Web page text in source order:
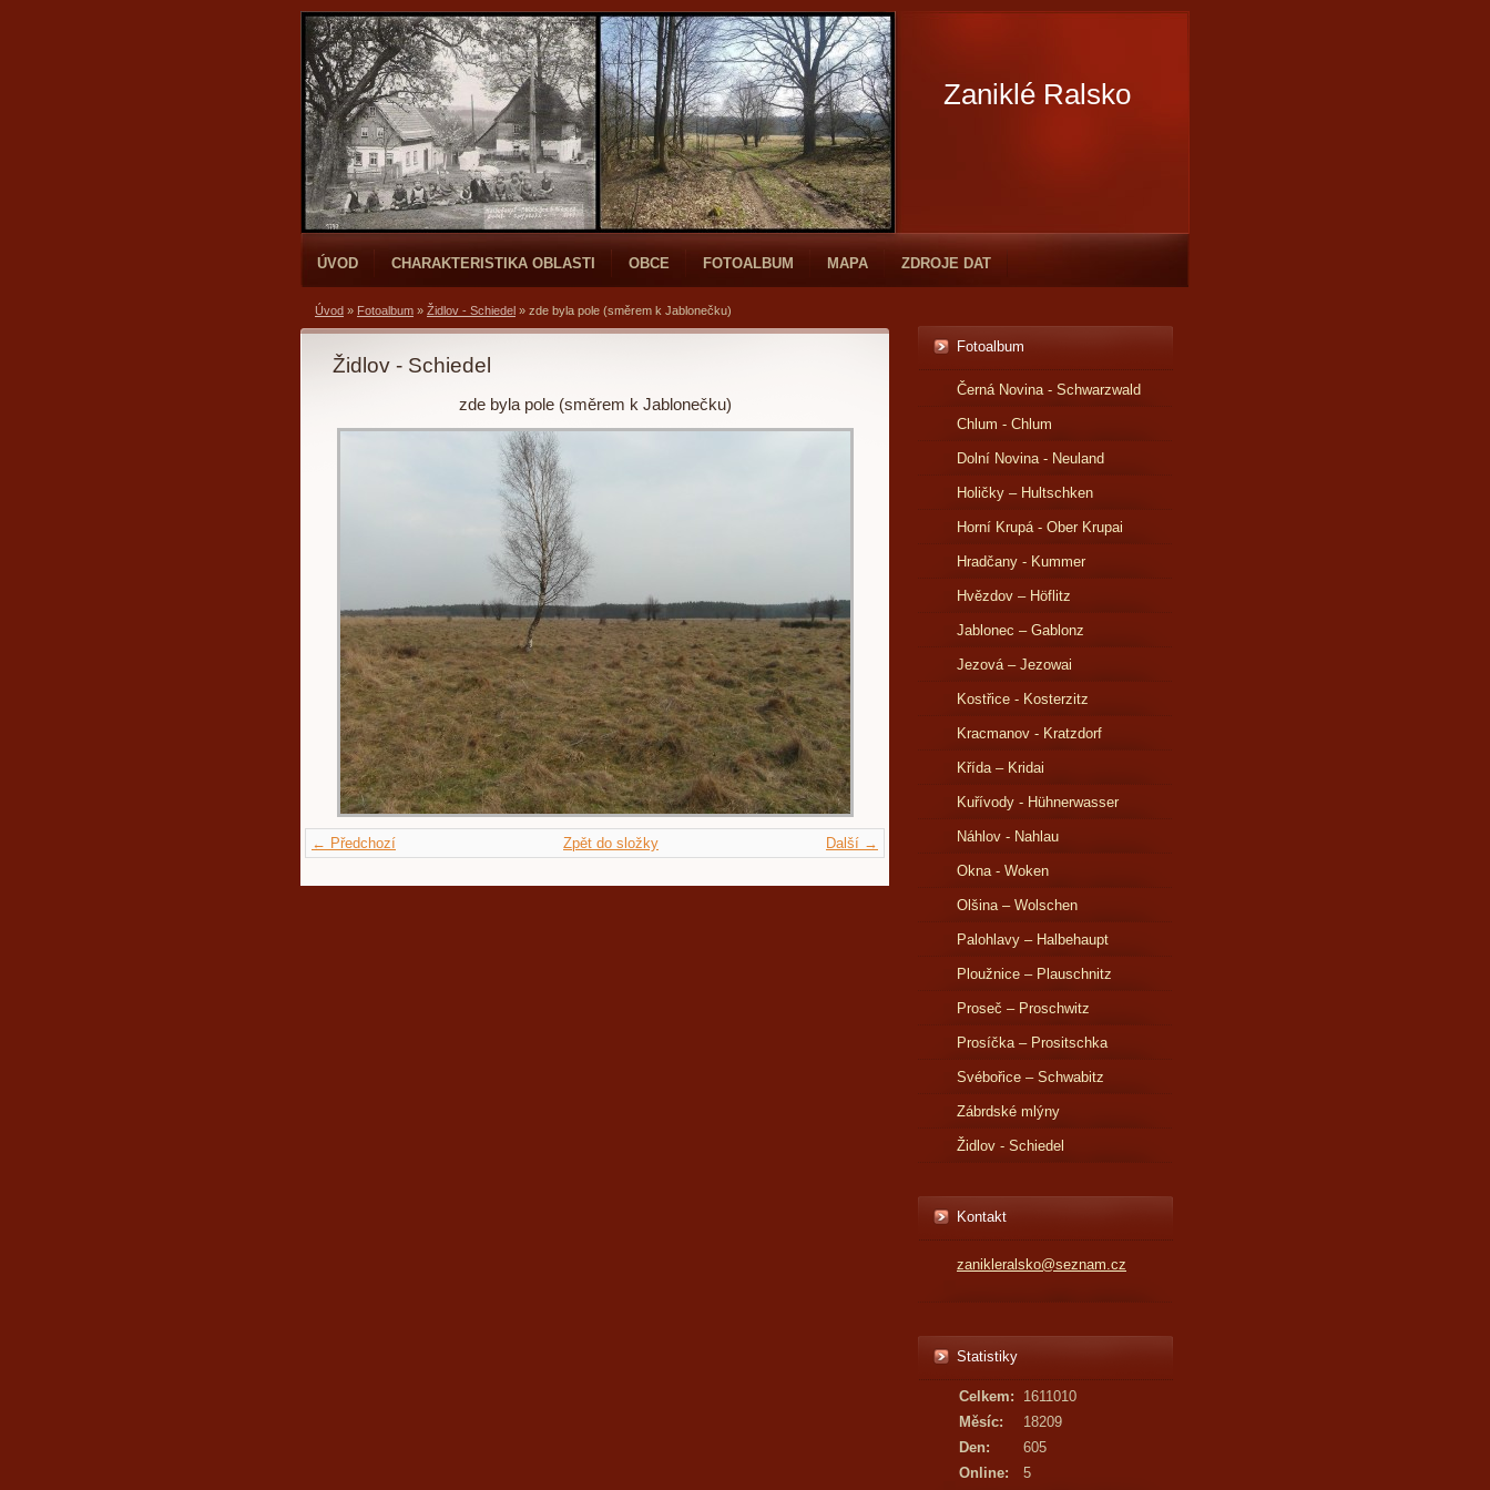
Zaniklé Ralsko
ÚVOD CHARAKTERISTIKA OBLASTI OBCE FOTOALBUM MAPA ZDROJE DAT
Úvod » Fotoalbum » Židlov - Schiedel » zde byla pole (směrem k Jablonečku)
Židlov - Schiedel
zde byla pole (směrem k Jablonečku)
← Předchozí Další →
Zpět do složky
Fotoalbum
Černá Novina - Schwarzwald
Chlum - Chlum
Dolní Novina - Neuland
Holičky – Hultschken
Horní Krupá - Ober Krupai
Hradčany - Kummer
Hvězdov – Höflitz
Jablonec – Gablonz
Jezová – Jezowai
Kostřice - Kosterzitz
Kracmanov - Kratzdorf
Křída – Kridai
Kuřívody - Hühnerwasser
Náhlov - Nahlau
Okna - Woken
Olšina – Wolschen
Palohlavy – Halbehaupt
Ploužnice – Plauschnitz
Proseč – Proschwitz
Prosíčka – Prositschka
Svébořice – Schwabitz
Zábrdské mlýny
Židlov - Schiedel
Kontakt
zanikleralsko@seznam.cz
Statistiky
Online: 5
Celkem:
1611010
Měsíc:
18209
Den:
605